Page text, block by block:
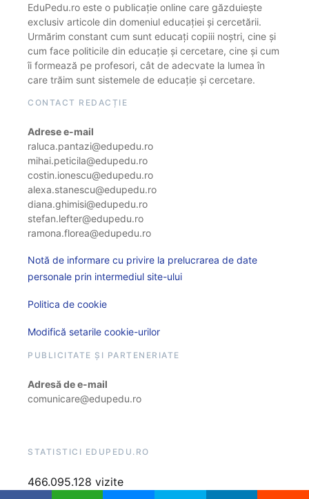
EduPedu.ro este o publicație online care găzduiește
exclusiv articole din domeniul educației și cercetării.
Urmărim constant cum sunt educați copiii noștri, cine și
cum face politicile din educație și cercetare, cine și cum
îi formează pe profesori, cât de adecvate la lumea în
care trăim sunt sistemele de educație și cercetare.
CONTACT REDACȚIE
Adrese e-mail
raluca.pantazi@edupedu.ro
mihai.peticila@edupedu.ro
costin.ionescu@edupedu.ro
alexa.stanescu@edupedu.ro
diana.ghimisi@edupedu.ro
stefan.lefter@edupedu.ro
ramona.florea@edupedu.ro
Notă de informare cu privire la prelucrarea de date
personale prin intermediul site-ului
Politica de cookie
Modifică setarile cookie-urilor
PUBLICITATE ȘI PARTENERIATE
Adresă de e-mail
comunicare@edupedu.ro
STATISTICI EDUPEDU.RO
466.095.128 vizite